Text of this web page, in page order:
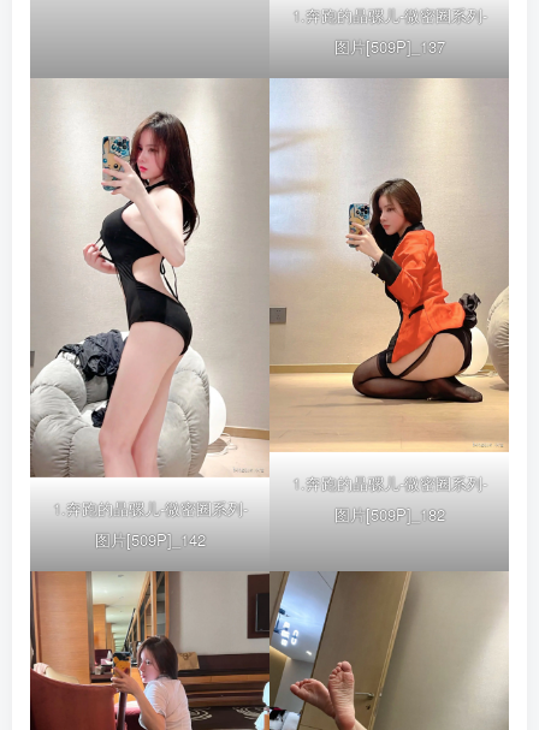
1.奔跑的晶骡儿-微密圈系列-
图片[509P]_137
1.奔跑的晶骡儿-微密圈系列-
图片[509P]_142
1.奔跑的晶骡儿-微密圈系列-
图片[509P]_182